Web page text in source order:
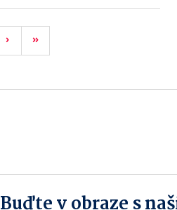
› »
Buďte v obraze s